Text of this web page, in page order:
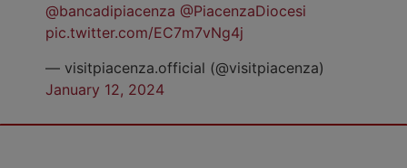
@bancadipiacenza @PiacenzaDiocesi
pic.twitter.com/EC7m7vNg4j
— visitpiacenza.official (@visitpiacenza)
January 12, 2024